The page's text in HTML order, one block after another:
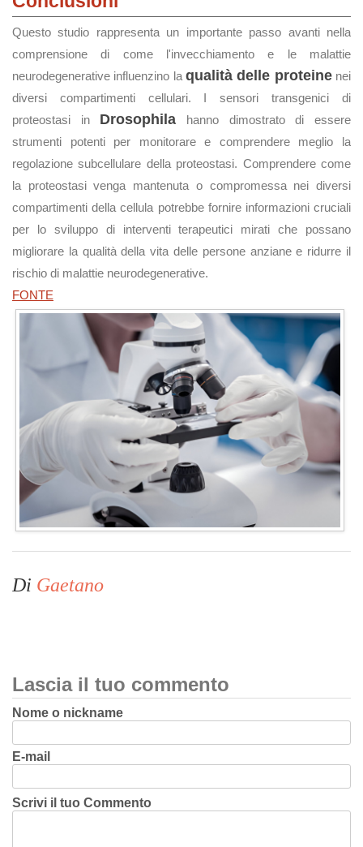
Questo studio rappresenta un importante passo avanti nella
comprensione di come l'invecchiamento e le malattie
neurodegenerative influenzino la qualità delle proteinenei
diversi compartimenti cellulari. I sensori transgenici di
proteostasi in Drosophila hanno dimostrato di essere
strumenti potenti per monitorare e comprendere meglio la
regolazione subcellulare della proteostasi. Comprendere come
la proteostasi venga mantenuta o compromessa nei diversi
compartimenti della cellula potrebbe fornire informazioni cruciali
per lo sviluppo di interventi terapeutici mirati che possano
migliorare la qualità della vita delle persone anziane e ridurre il
rischio di malattie neurodegenerative.
FONTE
Di Gaetano
Lascia il tuo commento
Nome o nickname
E-mail
Scrivi il tuo Commento